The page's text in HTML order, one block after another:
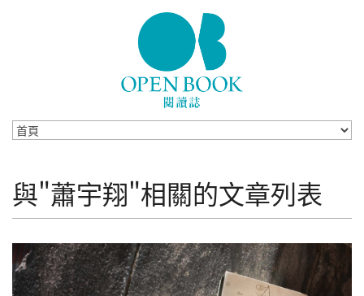
與"蕭宇翔"相關的文章列表